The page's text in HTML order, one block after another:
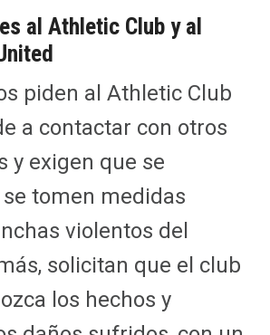
al Athletic Club y al
piden al Athletic Club
a contactar con otros
y exigen que se
tomen medidas
violentos del
solicitan que el club
los hechos y